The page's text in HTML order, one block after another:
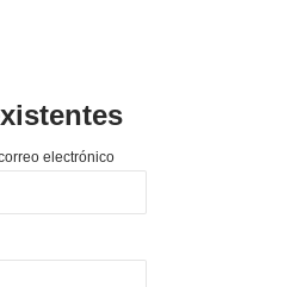
electrónico